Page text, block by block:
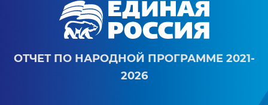
ОТЧЕТ ПО НАРОДНОЙ ПРОГРАММЕ 2021-
2026